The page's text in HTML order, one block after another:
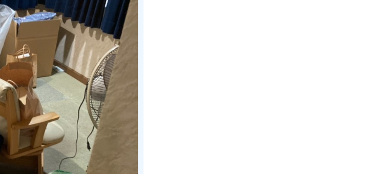
会社概要
SDGsの取り組みについて
料金案内